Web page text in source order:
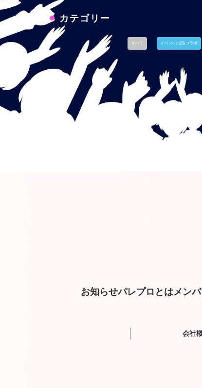
カテゴリー
すべて イベント出演/コラボ
お知らせパレプロとはメン
会社